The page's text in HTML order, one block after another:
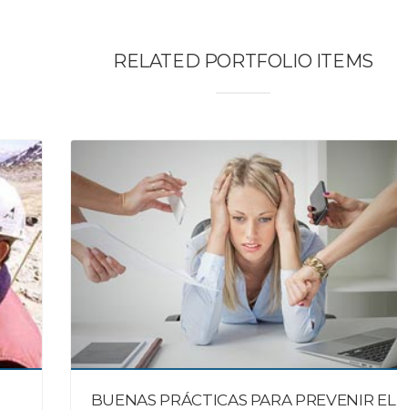
RELATED PORTFOLIO ITEMS
BUENAS PRÁCTICAS PARA PREVENIR EL